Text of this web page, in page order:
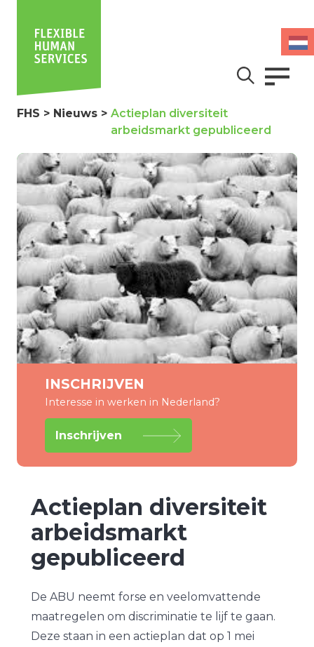
FHS > Nieuws > Actieplan diversiteit
arbeidsmarkt gepubliceerd
INSCHRIJVEN
Interesse in werken in Nederland?
Inschrijven
Actieplan diversiteit
arbeidsmarkt
gepubliceerd
De ABU neemt forse en veelomvattende
maatregelen om discriminatie te lijf te gaan.
Deze staan in een actieplan dat op 1 mei